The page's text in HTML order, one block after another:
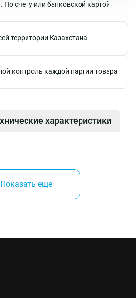
По счету или банковской картой
территории Казахстана
контроль каждой партии товара
характеристики
предназначена для соединения
стропильной конструкции в
собой пластину с 8-
Показать еще